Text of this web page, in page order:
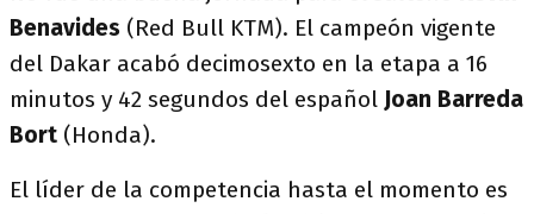
Benavides (Red Bull KTM). El campeón vigente
del Dakar acabó decimosexto en la etapa a 16
minutos y 42 segundos del español Joan Barreda
Bort (Honda).
El líder de la competencia hasta el momento es